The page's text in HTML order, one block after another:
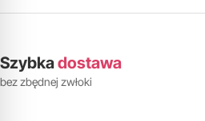
Szybkadostawa
bez zbędnej zwłoki